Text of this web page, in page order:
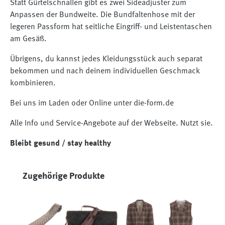
Statt Gürtelschnallen gibt es zwei Sideadjuster zum
Anpassen der Bundweite. Die Bundfaltenhose mit der
legeren Passform hat seitliche Eingriff- und Leistentaschen
am Gesäß.
Übrigens, du kannst jedes Kleidungsstück auch separat
bekommen und nach deinem individuellen Geschmack
kombinieren.
Bei uns im Laden oder Online unter die-form.de
Alle Info und Service-Angebote auf der Webseite. Nutzt sie.
Bleibt gesund / stay healthy
Produktgalerie überspringen
Zugehörige Produkte